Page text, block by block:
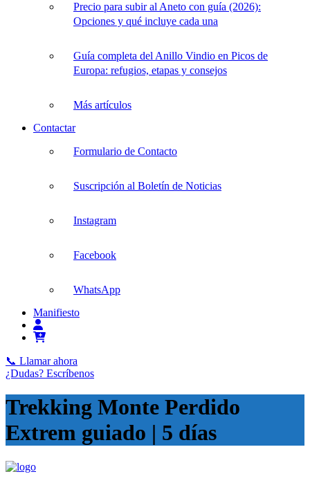
Precio para subir al Aneto con guía (2026):
Opciones y qué incluye cada una
Guía completa del Anillo Vindio en Picos de
Europa: refugios, etapas y consejos
Más artículos
Contactar
Formulario de Contacto
Suscripción al Boletín de Noticias
Instagram
Facebook
WhatsApp
Manifiesto
📞 Llamar ahora
¿Dudas? Escríbenos
Trekking Monte Perdido
Extrem guiado | 5 días